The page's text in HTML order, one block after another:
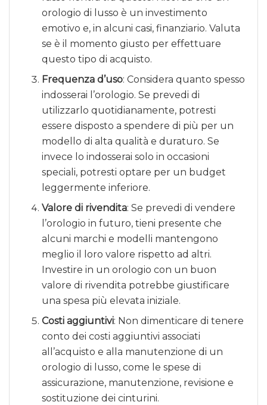
orologio di lusso è un investimento
emotivo e, in alcuni casi, finanziario. Valuta
se è il momento giusto per effettuare
questo tipo di acquisto.
Frequenza d’uso: Considera quanto spesso
indosserai l’orologio. Se prevedi di
utilizzarlo quotidianamente, potresti
essere disposto a spendere di più per un
modello di alta qualità e duraturo. Se
invece lo indosserai solo in occasioni
speciali, potresti optare per un budget
leggermente inferiore.
Valore di rivendita: Se prevedi di vendere
l’orologio in futuro, tieni presente che
alcuni marchi e modelli mantengono
meglio il loro valore rispetto ad altri.
Investire in un orologio con un buon
valore di rivendita potrebbe giustificare
una spesa più elevata iniziale.
Costi aggiuntivi: Non dimenticare di tenere
conto dei costi aggiuntivi associati
all’acquisto e alla manutenzione di un
orologio di lusso, come le spese di
assicurazione, manutenzione, revisione e
sostituzione dei cinturini.